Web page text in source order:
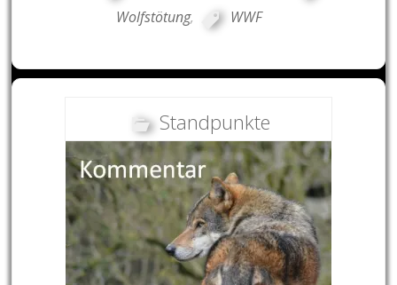
Wolfstötung, WWF
Standpunkte